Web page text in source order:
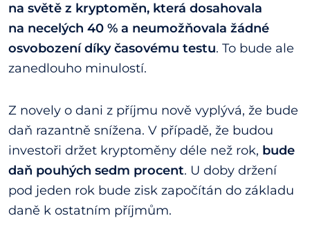
na světě z kryptoměn, která dosahovala
na necelých 40 % a neumožňovala žádné
osvobození díky časovému testu. To bude ale
zanedlouho minulostí.
Z novely o dani z příjmu nově vyplývá, že bude
daň razantně snížena. V případě, že budou
investoři držet kryptoměny déle než rok, bude
daň pouhých sedm procent. U doby držení
pod jeden rok bude zisk započítán do základu
daně k ostatním příjmům.